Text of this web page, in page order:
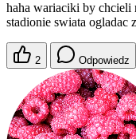
haha wariaciki by chcieli
stadionie swiata ogladac
2 Odpowiedz